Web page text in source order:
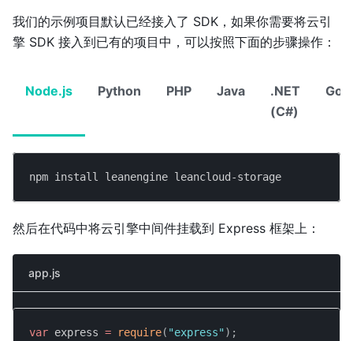
我们的示例项目默认已经接入了 SDK，如果你需要将云引
擎 SDK 接入到已有的项目中，可以按照下面的步骤操作：
Node.js Python PHP Java
.NET
(C#)
Go
npm install leanengine leancloud-storage
然后在代码中将云引擎中间件挂载到 Express 框架上：
app.js
var express = require( "express" ) ;